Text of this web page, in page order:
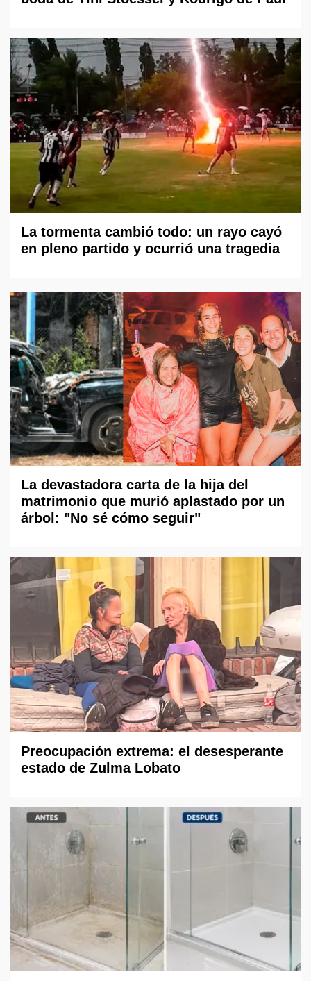
La tormenta cambió todo: un rayo cayó
en pleno partido y ocurrió una tragedia
La devastadora carta de la hija del
matrimonio que murió aplastado por un
árbol: "No sé cómo seguir"
Preocupación extrema: el desesperante
estado de Zulma Lobato